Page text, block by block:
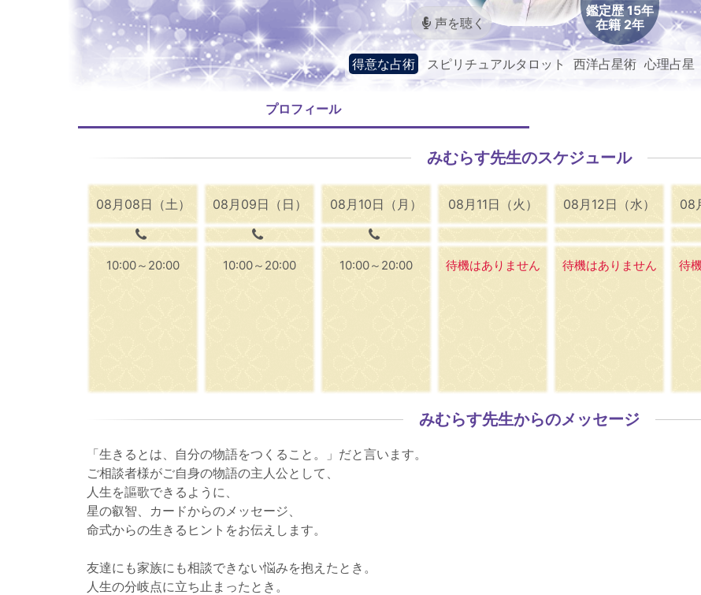
声を聴く
鑑定歴 15年
在籍 2年
得意な占術
スピリチュアルタロット 西洋占星術 心理占星
術
プロフィール
みむらす先生のスケジュール
08月08日（土）
10:00～20:00
08月09日（日）
10:00～20:00
08月10日（月）
10:00～20:00
08月11日（火）
待機はありません
08月12日（水）
待機はありません
08
待
みむらす先生からのメッセージ
「生きるとは、自分の物語をつくること。」だと言います。
ご相談者様がご自身の物語の主人公として、
人生を謳歌できるように、
星の叡智、カードからのメッセージ、
命式からの生きるヒントをお伝えします。
友達にも家族にも相談できない悩みを抱えたとき。
人生の分岐点に立ち止まったとき。